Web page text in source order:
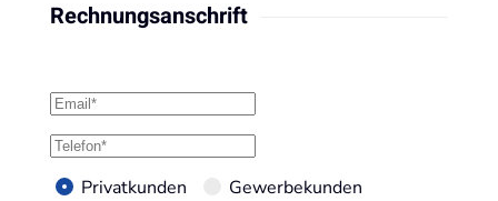
Rechnungsanschrift
Privatkunden Gewerbekunden